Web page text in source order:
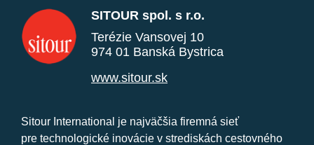
SITOUR spol. s r.o.
Terézie Vansovej 10
974 01 Banská Bystrica
www.sitour.sk
Sitour International je najväčšia firemná sieť
pre technologické inovácie v strediskách cestovného